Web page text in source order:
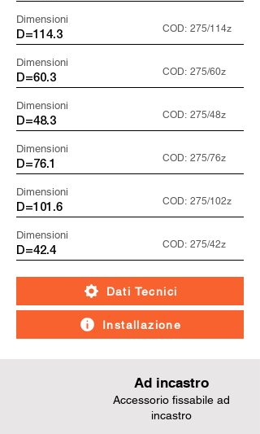
Dimensioni
D=114.3
COD: 275/114z
Dimensioni
D=60.3
COD: 275/60z
Dimensioni
D=48.3
COD: 275/48z
Dimensioni
D=76.1
COD: 275/76z
Dimensioni
D=101.6
COD: 275/102z
Dimensioni
D=42.4
COD: 275/42z
Dati Tecnici
Installazione
Ad incastro
Accessorio fissabile ad
incastro